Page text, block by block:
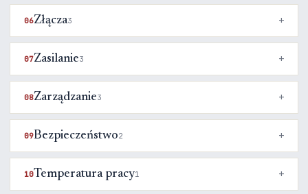
06Złącza3
07Zasilanie3
08Zarządzanie3
09Bezpieczeństwo2
10Temperatura pracy1